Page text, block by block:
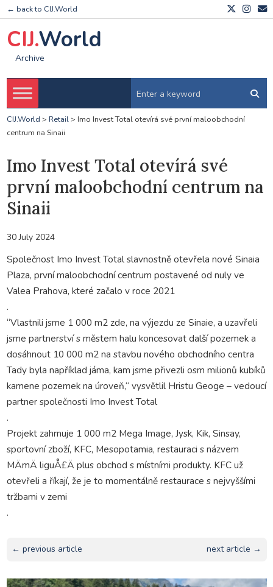
← back to CIJ.World
CIJ.World
Archive
CIJ.World > Retail> Imo Invest Total otevírá své první maloobchodní
centrum na Sinaii
Imo Invest Total otevírá své
první maloobchodní centrum na
Sinaii
30 July 2024
Společnost Imo Invest Total slavnostně otevřela nové Sinaia
Plaza, první maloobchodní centrum postavené od nuly ve
Valea Prahova, které začalo v roce 2021
.
“Vlastnili jsme 1 000 m2 zde, na výjezdu ze Sinaie, a uzavřeli
jsme partnerství s městem halu koncesovat další pozemek a
dosáhnout 10 000 m2 na stavbu nového obchodního centra
Tady byla například jáma, kam jsme přivezli osm milionů kubíků
kamene pozemek na úroveň,“ vysvětlil Hristu Geoge – vedoucí
partner společnosti Imo Invest Total
.
Projekt zahrnuje 1 000 m2 Mega Image, Jysk, Kik, Sinsay,
sportovní zboží, KFC, Mesopotamia, restauraci s názvem
MÄmÄ liguÅ£Ä plus obchod s místními produkty. KFC už
otevřeli a říkají, že je to momentálně restaurace s nejvyššími
tržbami v zemi
.
← previous article next article →